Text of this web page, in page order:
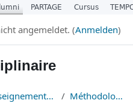
angemeldet. (Anmelden)
Enseignements de Méthodologie Méthodologie Disciplinaire
PARTAGE Cursus